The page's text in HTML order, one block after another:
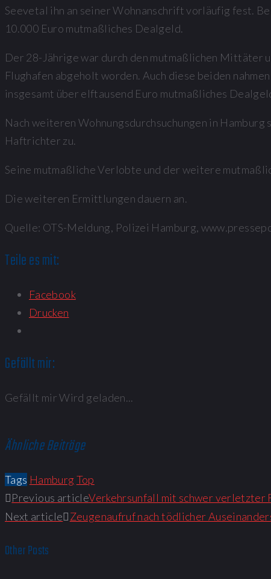
Seevetal ihn an seiner Wohnanschrift vorläufig fest.
10.000 Euro mutmaßliches Dealgeld.
Der 28-Jährige war durch den mutmaßlichen Mittäter
Flughafen abgeholt worden. Auch diese beiden
insgesamt über elftausend Euro mutmaßliches
Nach weiteren Wohnungsdurchsuchungen in
Haftrichter zu.
Seine mutmaßliche Verlobte und der weitere
Die weiteren Ermittlungen dauern an.
Quelle: OTS-Meldung, Polizei Hamburg,
Teile es mit:
Facebook
Drucken
Gefällt mir:
Gefällt mirWird geladen...
Ähnliche Beiträge
Tags Hamburg Top
Previous articleVerkehrsunfall mit schwer verletzter
Next article
Zeugenaufruf nach tödlicher
Other Posts